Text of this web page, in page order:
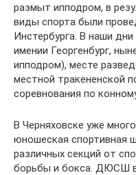
размыт ипподром, в
виды спорта были
Инстербурга. В наши
имении Георгенбург,
ипподром), месте
местной тракененской
соревнования по
В Черняховске уже
юношеская спортивная
различных секций от
борьбы и бокса. ДЮСШ